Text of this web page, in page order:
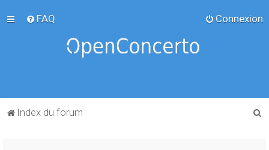
FAQ Connexion
Index du forum